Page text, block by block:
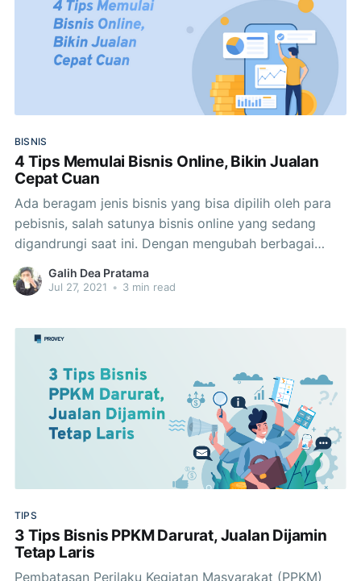
BISNIS
4 Tips Memulai Bisnis Online, Bikin Jualan
Cepat Cuan
Ada beragam jenis bisnis yang bisa dipilih oleh para
pebisnis, salah satunya bisnis online yang sedang
digandrungi saat ini. Dengan mengubah berbagai
kegiatannya secara daring tanpa membutuhkan lapak
fisik, keuntungan yang menggiurkan bisa didapatkan
Kenali
Galih Dea Pratama
Jul 27, 2021 • 3 min read
TIPS
3 Tips Bisnis PPKM Darurat, Jualan Dijamin
Tetap Laris
Pembatasan Perilaku Kegiatan Masyarakat (PPKM)